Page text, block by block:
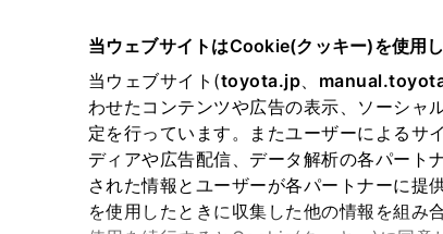
当ウェブサイトはCookie(クッキー)を使用し
当ウェブサイト(toyota.jp、
わせたコンテンツや広告の表示、ソーシャ
定を行っています。またユーザーによるサ
ディアや広告配信、データ解析の各パート
された情報とユーザーが各パートナーに提
を使用したときに収集した他の情報を組み
オーナーサポート トピックス
スタッフ紹介 ショップブログ